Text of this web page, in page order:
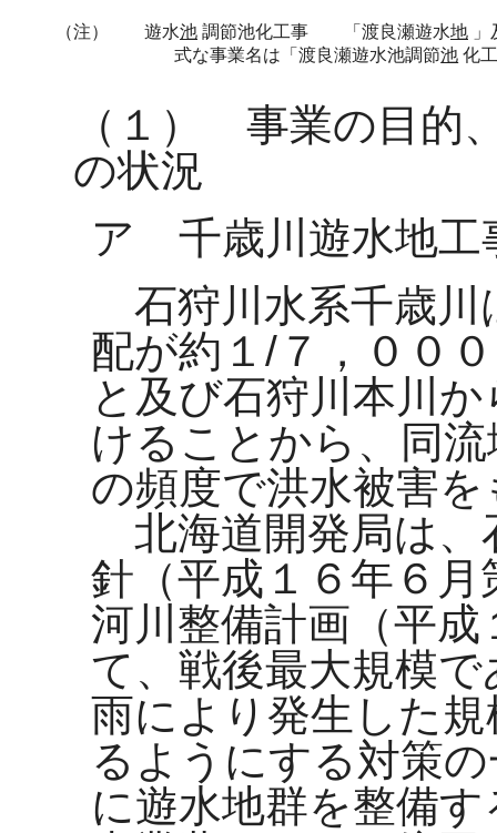
（注） 遊水池 調節池化工事 「渡良瀬遊水地
式な事業名は「渡良瀬遊水池調節池 化
（１） 事業の目的
の状況
ア 千歳川遊水地工
石狩川水系千歳川
配が約１/７，００
と及び石狩川本川
けることから、同
の頻度で洪水被害
北海道開発局は、
針（平成１６年６
河川整備計画（平
て、戦後最大規模
雨により発生した
るようにする対策
に遊水地群を整備